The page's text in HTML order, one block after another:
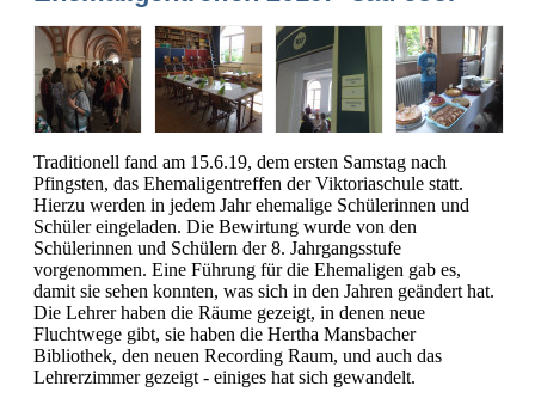
Traditionell fand am 15.6.19, dem ersten Samstag nach
Pfingsten, das Ehemaligentreffen der Viktoriaschule statt.
Hierzu werden in jedem Jahr ehemalige Schülerinnen und
Schüler eingeladen. Die Bewirtung wurde von den
Schülerinnen und Schülern der 8. Jahrgangsstufe
vorgenommen. Eine Führung für die Ehemaligen gab es,
damit sie sehen konnten, was sich in den Jahren geändert hat.
Die Lehrer haben die Räume gezeigt, in denen neue
Fluchtwege gibt, sie haben die Hertha Mansbacher
Bibliothek, den neuen Recording Raum, und auch das
Lehrerzimmer gezeigt - einiges hat sich gewandelt.